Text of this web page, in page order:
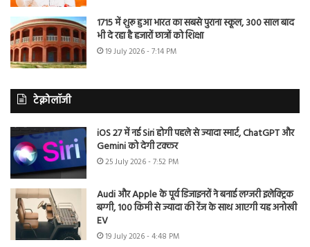
1715 में शुरू हुआ भारत का सबसे पुराना स्कूल, 300 साल बाद
भी दे रहा है हजारों छात्रों को शिक्षा
19 July 2026 - 7:14 PM
टेक्नोलॉजी
iOS 27 में नई Siri होगी पहले से ज्यादा स्मार्ट, ChatGPT और
Gemini को देगी टक्कर
25 July 2026 - 7:52 PM
Audi और Apple के पूर्व डिजाइनरों ने बनाई लग्जरी इलेक्ट्रिक
बग्गी, 100 किमी से ज्यादा की रेंज के साथ आएगी यह अनोखी
EV
19 July 2026 - 4:48 PM